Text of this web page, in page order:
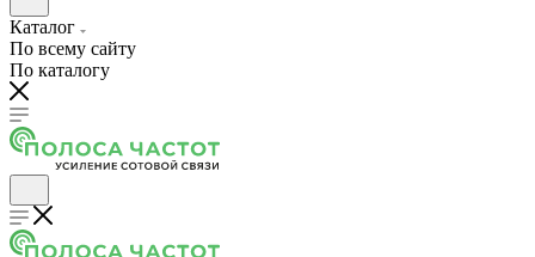
Каталог
По всему сайту
По каталогу